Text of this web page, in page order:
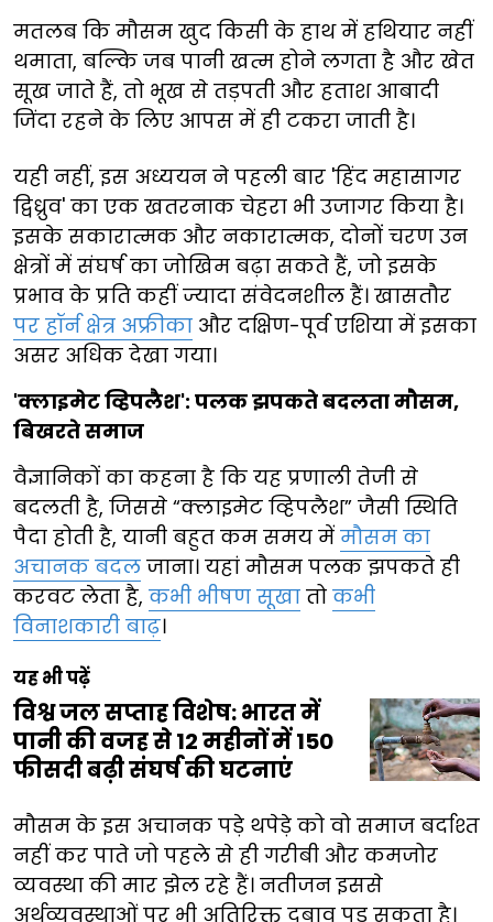
मतलब कि मौसम खुद किसी के हाथ में हथियार नहीं
थमाता, बल्कि जब पानी खत्म होने लगता है और खेत
सूख जाते हैं, तो भूख से तड़पती और हताश आबादी
जिंदा रहने के लिए आपस में ही टकरा जाती है।
यही नहीं, इस अध्ययन ने पहली बार 'हिंद महासागर
द्विध्रुव' का एक खतरनाक चेहरा भी उजागर किया है।
इसके सकारात्मक और नकारात्मक, दोनों चरण उन
क्षेत्रों में संघर्ष का जोखिम बढ़ा सकते हैं, जो इसके
प्रभाव के प्रति कहीं ज्यादा संवेदनशील हैं। खासतौर
पर हॉर्न क्षेत्र अफ्रीका और दक्षिण-पूर्व एशिया में इसका
असर अधिक देखा गया।
'क्लाइमेट व्हिपलैश': पलक झपकते बदलता मौसम,
बिखरते समाज
वैज्ञानिकों का कहना है कि यह प्रणाली तेजी से
बदलती है, जिससे “क्लाइमेट व्हिपलैश” जैसी स्थिति
पैदा होती है, यानी बहुत कम समय में मौसम का
अचानक बदल जाना। यहां मौसम पलक झपकते ही
करवट लेता है, कभी भीषण सूखा तो कभी
विनाशकारी बाढ़।
यह भी पढ़ें
विश्व जल सप्ताह विशेष: भारत में
पानी की वजह से 12 महीनों में 150
फीसदी बढ़ी संघर्ष की घटनाएं
मौसम के इस अचानक पड़े थपेड़े को वो समाज बर्दाश्त
नहीं कर पाते जो पहले से ही गरीबी और कमजोर
व्यवस्था की मार झेल रहे हैं। नतीजन इससे
अर्थव्यवस्थाओं पर भी अतिरिक्त दबाव पड़ सकता है।